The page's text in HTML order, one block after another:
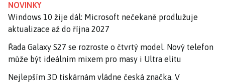
NOVINKY
Windows 10 žije dál: Microsoft nečekaně prodlužuje
aktualizace až do října 2027
Řada Galaxy S27 se rozroste o čtvrtý model. Nový telefon
může být ideálním mixem pro masy i Ultra elitu
Nejlepším 3D tiskárnám vládne česká značka. V